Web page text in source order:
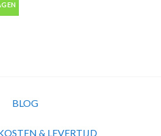
BLOG
& LEVERTIJD